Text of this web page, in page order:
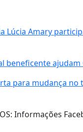
Lúcia Amary
beneficente ajudam
para mudança no
Informações